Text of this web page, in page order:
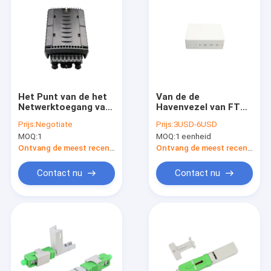
Producten
Ongeveer ons
Het Punt van de het
Netwerktoegang van
ondergronds/Lucht
Optische de
Distributiesluiting
Eindvezel
Prijs:Negotiate
MOQ:1
Ontvang de meest recente Prijs
Contact nu
Van de de
Havenvezel van FTTB
Beëindigingsafzet
Prijs:3USD-6USD
MOQ:1 eenheid
Ontvang de meest recente Prijs
Contact nu